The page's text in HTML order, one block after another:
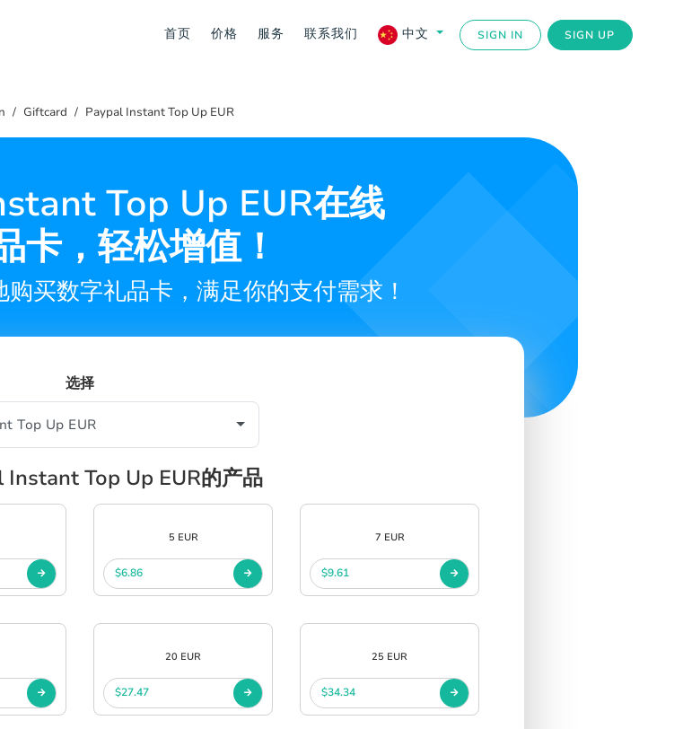
首页 价格 服务 联系我们 中文 SIGN IN SIGN UP
Giftcard Paypal Instant Top Up EUR
Top Up EUR在线
卡，轻松增值！
买数字礼品卡，满足你的支付需求！
选择
Instant Top Up EUR的产品
5 EUR
$6.86
7 EUR
$9.61
20 EUR
$27.47
25 EUR
$34.34